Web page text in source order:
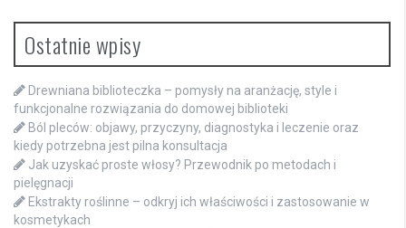
Ostatnie wpisy
Drewniana biblioteczka – pomysły na aranżację, style i
funkcjonalne rozwiązania do domowej biblioteki
Ból pleców: objawy, przyczyny, diagnostyka i leczenie oraz
kiedy potrzebna jest pilna konsultacja
Jak uzyskać proste włosy? Przewodnik po metodach i
pielęgnacji
Ekstrakty roślinne – odkryj ich właściwości i zastosowanie w
kosmetykach